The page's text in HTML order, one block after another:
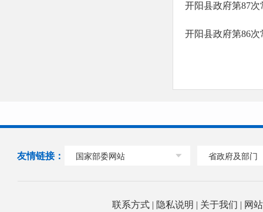
开阳县政府第87
开阳县政府第86
友情链接： 国家部委网站 省政府及部门
联系方式 | 隐私说明 | 关于我们 | 网